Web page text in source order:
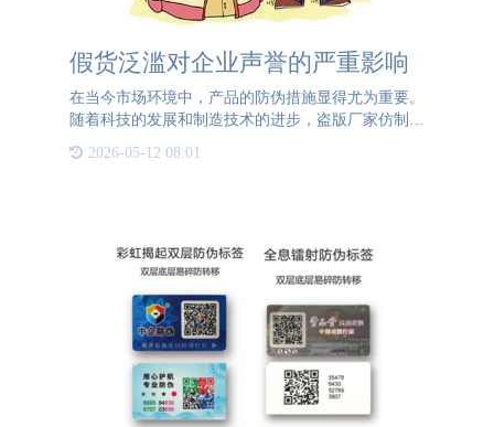
假货泛滥对企业声誉的严重影响
在当今市场环境中，产品的防伪措施显得尤为重要。
随着科技的发展和制造技术的进步，盗版厂家仿制真
的问题。假货不仅损害了消费者的权益，还对企业的
2026-05-12 08:01